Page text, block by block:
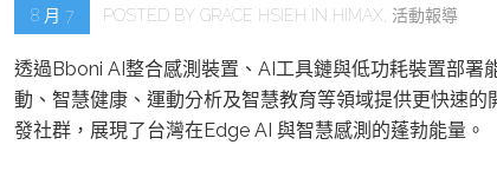
8 月 7 POSTED BY GRACE HSIEH IN HIMAX 活動報導
透過Bboni AI整合感測裝置、AI工具鏈與低功耗裝置部署
動、智慧健康、運動分析及智慧教育等領域提供更快速
發社群，展現了台灣在Edge AI 與智慧感測的蓬勃能量。